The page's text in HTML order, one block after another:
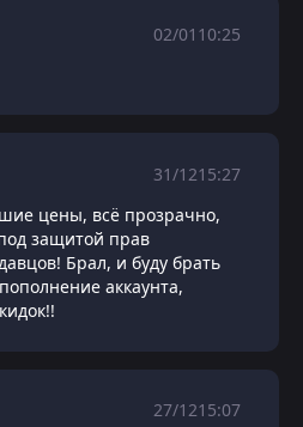
02/01 10:25
31/1215:27
цены, всё прозрачно,
защитой прав
Брал, и буду брать
аккаунта,
27/1215:07